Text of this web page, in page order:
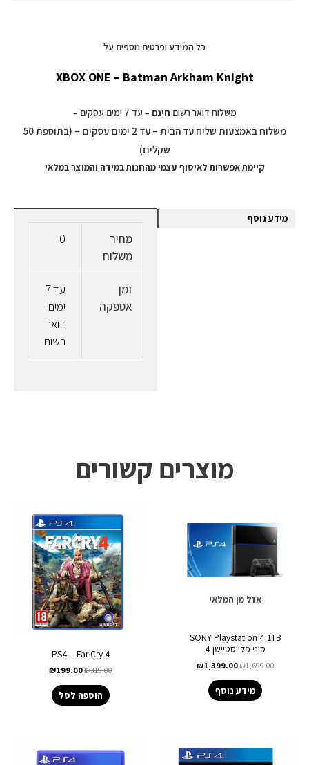
כל המידע ופרטים נוספים על
XBOX ONE – Batman Arkham Knight
משלוח דואר רשום חינם – עד 7 ימים עסקים –
משלוח באמצעות שליח עד הבית – עד 2 ימים עסקים – (בתוספת 50
שקלים)
קיימת אפשרות לאיסוף עצמי מהחנות במידה והמוצר במלאי
מידע נוסף
מחיר
משלוח
0
זמן
אספקה
עד 7
ימים
דואר
רשום
מוצרים קשורים
אזל מן המלאי
SONY Playstation 4 1TB
סוני פלייסטיישן 4
₪1,699.00
₪1,399.00
מידע נוסף
PS4 – Far Cry 4
₪319.00
₪199.00
הוספה לסל